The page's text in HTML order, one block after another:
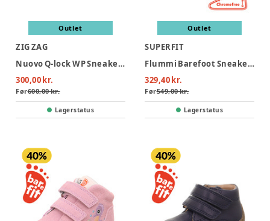
Outlet
ZIG ZAG
Nuovo Q-lock WP Sneakers - Navy
300,00 kr.
Før600,00 kr.
Lagerstatus
Outlet
SUPERFIT
Flummi Barefoot Sneaker - Blå
329,40 kr.
Før549,00 kr.
Lagerstatus